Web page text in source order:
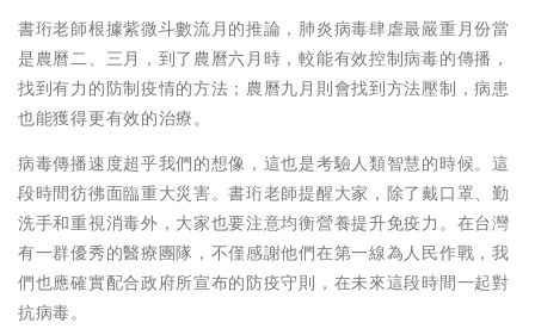
書珩老師根據紫微斗數流月的推論，肺炎病毒肆虐最嚴重月份當
是農曆二、三月，到了農曆六月時，較能有效控制病毒的傳播，
找到有力的防制疫情的方法；農曆九月則會找到方法壓制，病患
也能獲得更有效的治療。
病毒傳播速度超乎我們的想像，這也是考驗人類智慧的時候。這
段時間彷彿面臨重大災害。書珩老師提醒大家，除了戴口罩、勤
洗手和重視消毒外，大家也要注意均衡營養提升免疫力。在台灣
有一群優秀的醫療團隊，不僅感謝他們在第一線為人民作戰，我
們也應確實配合政府所宣布的防疫守則，在未來這段時間一起對
抗病毒。